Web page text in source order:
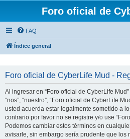
Foro oficial de
FAQ
Índice general
Foro oficial de CyberLife Mud -
Al ingresar en “Foro oficial de CyberLife
“nos”, “nuestro”, “Foro oficial de CyberLife
usted acuerda estar legalmente sometido a
contrario por favor no se registre y/o use
Podemos cambiar estos términos en
avisarle, sin embargo sería prudente que los